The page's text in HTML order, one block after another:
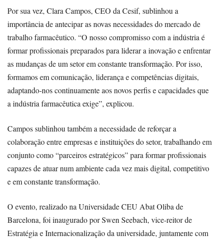
Por sua vez, Clara Campos, CEO da Cesif, sublinhou a
importância de antecipar as novas necessidades do mercado de
trabalho farmacêutico. “O nosso compromisso com a indústria é
formar profissionais preparados para liderar a inovação e enfrentar
as mudanças de um setor em constante transformação. Por isso,
formamos em comunicação, liderança e competências digitais,
adaptando-nos continuamente aos novos perfis e capacidades que
a indústria farmacêutica exige”, explicou.
Campos sublinhou também a necessidade de reforçar a
colaboração entre empresas e instituições do setor, trabalhando em
conjunto como “parceiros estratégicos” para formar profissionais
capazes de atuar num ambiente cada vez mais digital, competitivo
e em constante transformação.
O evento, realizado na Universidade CEU Abat Oliba de
Barcelona, foi inaugurado por Swen Seebach, vice-reitor de
Estratégia e Internacionalização da universidade, juntamente com